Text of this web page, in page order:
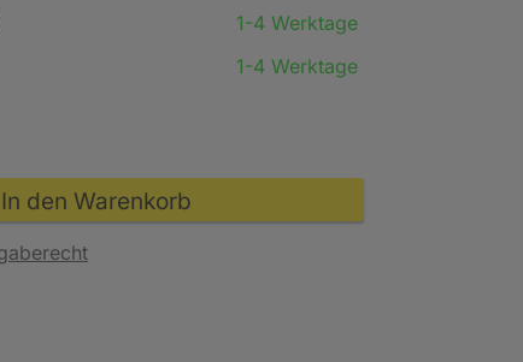
1-4 Werktage
1-4 Werktage
In den Warenkorb